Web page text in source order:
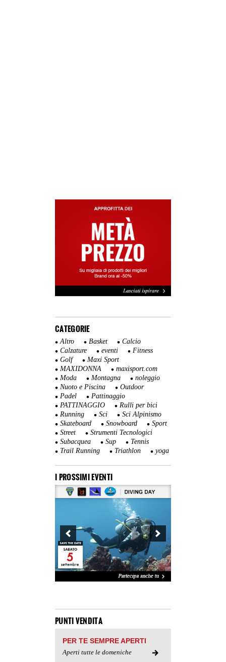
CATEGORIE
Altro Basket
Calcio
Calzature
eventi
Fitness
Golf
Maxi Sport
MAXIDONNA
maxisport.com
Moda
Montagna
noleggio
Nuoto e Piscina
Outdoor
Padel
Pattinaggio
PATTINAGGIO
Rulli per bici
Running
Sci
Sci Alpinismo
Skateboard
Snowboard
Sport
Street
Strumenti Tecnologici
Subacquea
Sup
Tennis
Trail Running
Triathlon yoga
I PROSSIMI EVENTI
PUNTI VENDITA
PER TE SEMPRE APERTI
Aperti tutte le domeniche